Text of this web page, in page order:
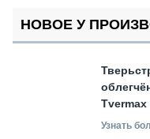
НОВОЕ У
Tvermax
Узнать